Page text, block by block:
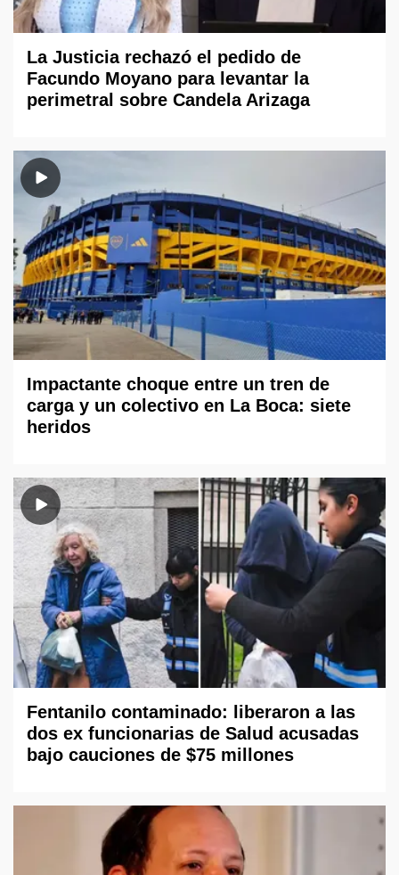
La Justicia rechazó el pedido de
Facundo Moyano para levantar la
perimetral sobre Candela Arizaga
Impactante choque entre un tren de
carga y un colectivo en La Boca: siete
heridos
Fentanilo contaminado: liberaron a las
dos ex funcionarias de Salud acusadas
bajo cauciones de $75 millones